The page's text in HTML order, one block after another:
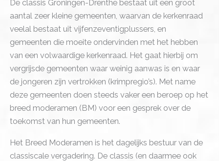
De classis Groningen-Drenthe bestaat uit een groot
aantal zeer kleine gemeenten, waarvan de kerkenraad
veelal bestaat uit vijfenzeventigplussers, en
gemeenten die moeite ondervinden met het hebben
van een volwaardige kerkenraad. Het gaat hierbij om
vergrijsde gemeenten waar weinig aanwas is en waar
de jongeren zijn vertrokken (krimpregio’s). Met name
deze gemeenten doen steeds vaker een beroep op het
breed moderamen (BM) voor een gesprek over de
toekomst van hun gemeenten.
Het Breed Moderamen is het dagelijks bestuur van de
classiscale vergadering. De classis (en daarmee ook